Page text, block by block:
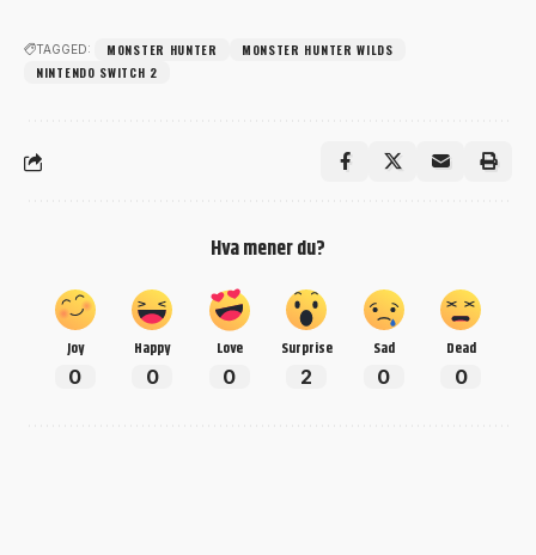
TAGGED: MONSTER HUNTER
MONSTER HUNTER WILDS
NINTENDO SWITCH 2
Hva mener du?
Joy
0
Happy
0
Love
0
Surprise
2
Sad
0
Dead
0